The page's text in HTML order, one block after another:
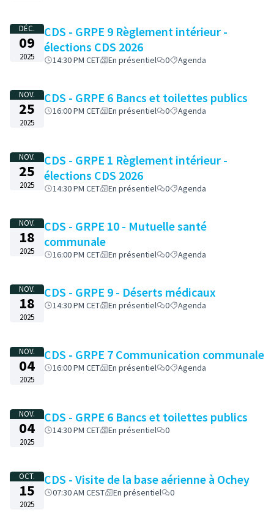
DÉC.
09
2025
CDS - GRPE 9 Règlement intérieur -
élections CDS 2026
14:30 PM CET En présentiel 0 Agenda
NOV.
25
2025
CDS - GRPE 6 Bancs et toilettes publics
16:00 PM CET En présentiel 0 Agenda
NOV.
25
2025
CDS - GRPE 1 Règlement intérieur -
élections CDS 2026
14:30 PM CET En présentiel 0 Agenda
NOV.
18
2025
CDS - GRPE 10 - Mutuelle santé
communale
16:00 PM CET En présentiel 0 Agenda
NOV.
18
2025
CDS - GRPE 9 - Déserts médicaux
14:30 PM CET En présentiel 0 Agenda
NOV.
04
2025
CDS - GRPE 7 Communication communale
16:00 PM CET En présentiel 0 Agenda
NOV.
04
2025
CDS - GRPE 6 Bancs et toilettes publics
14:30 PM CET En présentiel 0
OCT.
15
2025
CDS - Visite de la base aérienne à Ochey
07:30 AM CEST En présentiel 0